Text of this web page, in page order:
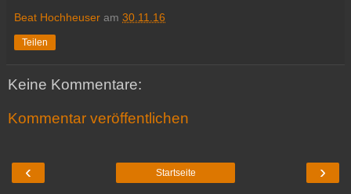
Beat Hochheuser am 30.11.16
Teilen
Keine Kommentare:
Kommentar veröffentlichen
‹ ›
Startseite